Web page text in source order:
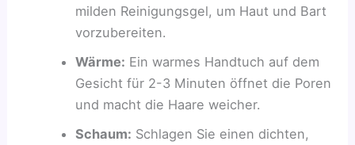
milden Reinigungsgel, um Haut und Bart
vorzubereiten.
Wärme: Ein warmes Handtuch auf dem
Gesicht für 2-3 Minuten öffnet die Poren
und macht die Haare weicher.
Schaum: Schlagen Sie einen dichten,